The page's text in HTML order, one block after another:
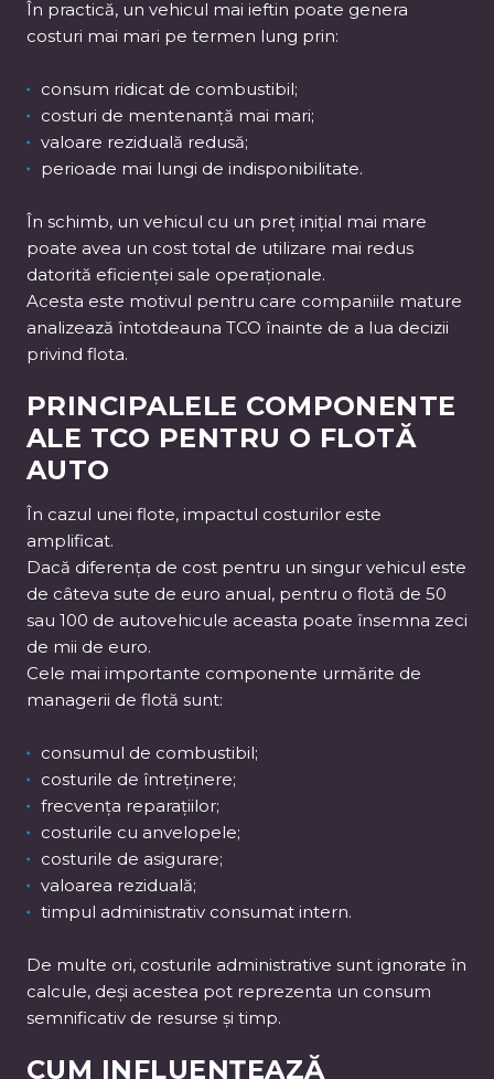
În practică, un vehicul mai ieftin poate genera
costuri mai mari pe termen lung prin:
consum ridicat de combustibil;
costuri de mentenanță mai mari;
valoare reziduală redusă;
perioade mai lungi de indisponibilitate.
În schimb, un vehicul cu un preț inițial mai mare
poate avea un cost total de utilizare mai redus
datorită eficienței sale operaționale.
Acesta este motivul pentru care companiile mature
analizează întotdeauna TCO înainte de a lua decizii
privind flota.
PRINCIPALELE COMPONENTE
ALE TCO PENTRU O FLOTĂ
AUTO
În cazul unei flote, impactul costurilor este
amplificat.
Dacă diferența de cost pentru un singur vehicul este
de câteva sute de euro anual, pentru o flotă de 50
sau 100 de autovehicule aceasta poate însemna zeci
de mii de euro.
Cele mai importante componente urmărite de
managerii de flotă sunt:
consumul de combustibil;
costurile de întreținere;
frecvența reparațiilor;
costurile cu anvelopele;
costurile de asigurare;
valoarea reziduală;
timpul administrativ consumat intern.
De multe ori, costurile administrative sunt ignorate în
calcule, deși acestea pot reprezenta un consum
semnificativ de resurse și timp.
CUM INFLUENȚEAZĂ